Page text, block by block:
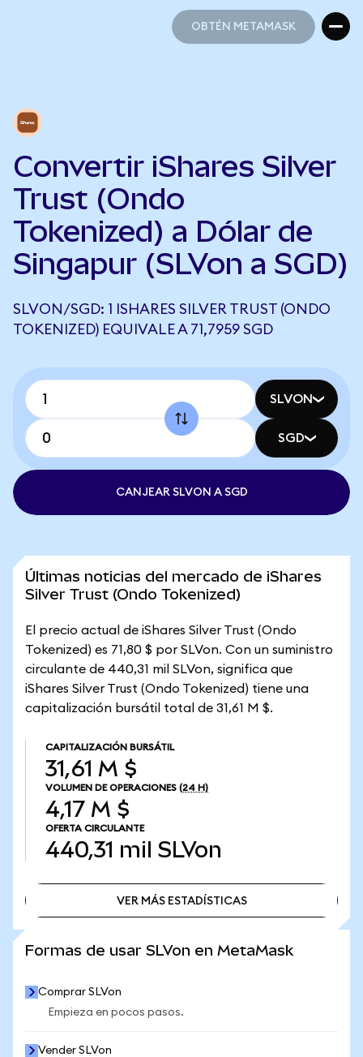
OBTÉN METAMASK
Convertir iShares Silver
Trust (Ondo
Tokenized) a Dólar de
Singapur (SLVon a SGD)
SLVON/SGD: 1 ISHARES SILVER TRUST (ONDO
TOKENIZED) EQUIVALE A 71,7959 SGD
SLVON
SGD
CANJEAR SLVON A SGD
Últimas noticias del mercado de iShares
Silver Trust (Ondo Tokenized)
El precio actual de iShares Silver Trust (Ondo
Tokenized) es 71,80 $ por SLVon. Con un suministro
circulante de 440,31 mil SLVon, significa que
iShares Silver Trust (Ondo Tokenized) tiene una
capitalización bursátil total de 31,61 M $.
CAPITALIZACIÓN BURSÁTIL
31,61 M $
VOLUMEN DE OPERACIONES (24 H)
4,17 M $
OFERTA CIRCULANTE
440,31 mil SLVon
VER MÁS ESTADÍSTICAS
Formas de usar SLVon en MetaMask
Comprar SLVon
Empieza en pocos pasos.
Vender SLVon